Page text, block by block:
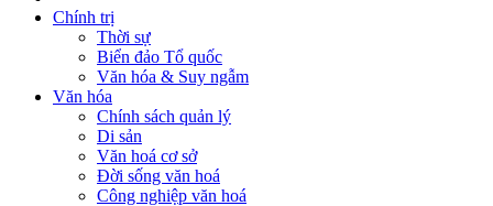
Chính trị
Thời sự
Biển đảo Tổ quốc
Văn hóa & Suy ngẫm
Văn hóa
Chính sách quản lý
Di sản
Văn hoá cơ sở
Đời sống văn hoá
Công nghiệp văn hoá